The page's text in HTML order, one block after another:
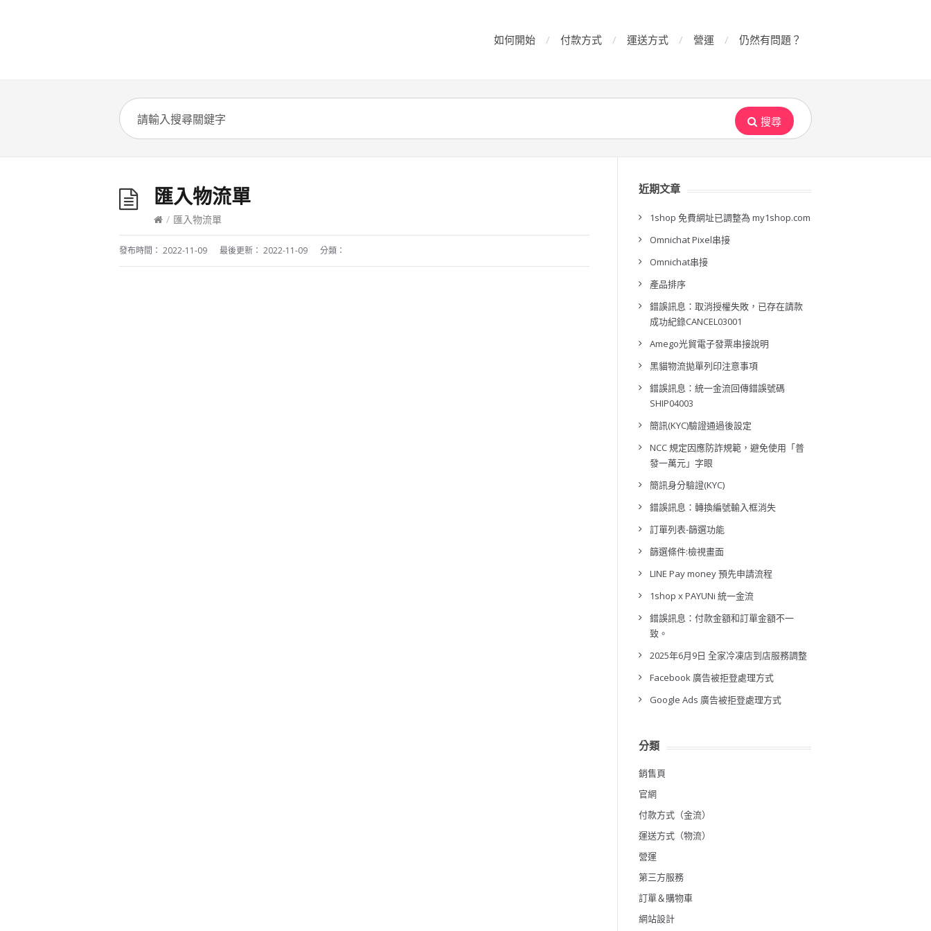
如何開始 付款方式 運送方式 營運 仍然有問題？
搜尋
匯入物流單
/ 匯入物流單
發布時間： 2022-11-09 最後更新： 2022-11-09 分類：
近期文章
1shop 免費網址已調整為 my1shop.com
Omnichat Pixel串接
Omnichat串接
產品排序
錯誤訊息：取消授權失敗，已存在請款
成功紀錄CANCEL03001
Amego光貿電子發票串接說明
黑貓物流拋單列印注意事項
錯誤訊息：統一金流回傳錯誤號碼
SHIP04003
簡訊(KYC)驗證通過後設定
NCC 規定因應防詐規範，避免使用「普
發一萬元」字眼
簡訊身分驗證(KYC)
錯誤訊息：轉換編號輸入框消失
訂單列表-篩選功能
篩選條件:檢視畫面
LINE Pay money 預先申請流程
1shop x PAYUNi 統一金流
錯誤訊息：付款金額和訂單金額不一
致。
2025年6月9日 全家冷凍店到店服務調整
Facebook 廣告被拒登處理方式
Google Ads 廣告被拒登處理方式
分類
銷售頁
官網
付款方式（金流）
運送方式（物流）
營運
第三方服務
訂單＆購物車
網站設計